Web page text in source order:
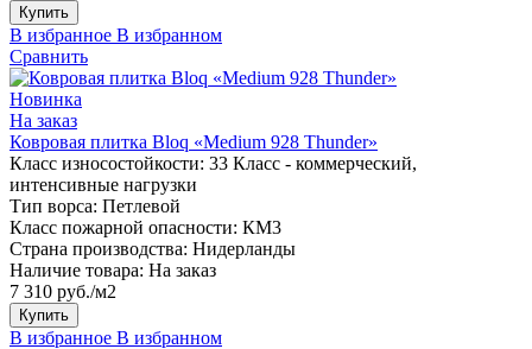
Купить
В избранное В избранном
Сравнить
Новинка
На заказ
Ковровая плитка Bloq «Medium 928 Thunder»
Класс износостойкости: 33 Класс - коммерческий,
интенсивные нагрузки
Тип ворса: Петлевой
Класс пожарной опасности: КМ3
Страна производства: Нидерланды
Наличие товара: На заказ
7 310 руб./м2
Купить
В избранное В избранном